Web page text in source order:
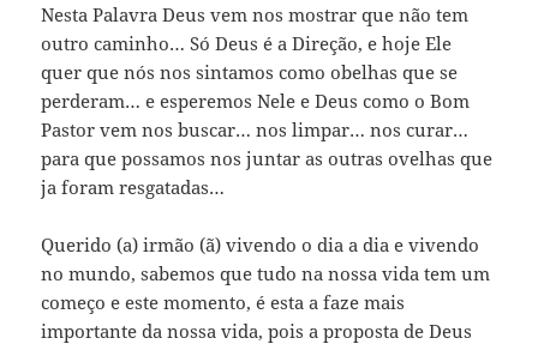
Nesta Palavra Deus vem nos mostrar que não tem
outro caminho… Só Deus é a Direção, e hoje Ele
quer que nós nos sintamos como obelhas que se
perderam… e esperemos Nele e Deus como o Bom
Pastor vem nos buscar… nos limpar… nos curar…
para que possamos nos juntar as outras ovelhas que
ja foram resgatadas…
Querido (a) irmão (ã) vivendo o dia a dia e vivendo
no mundo, sabemos que tudo na nossa vida tem um
começo e este momento, é esta a faze mais
importante da nossa vida, pois a proposta de Deus